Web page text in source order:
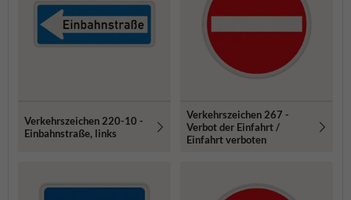
Verkehrszeichen 220-10 -
Einbahnstraße, links
Verkehrszeichen 267 -
Verbot der Einfahrt /
Einfahrt verboten